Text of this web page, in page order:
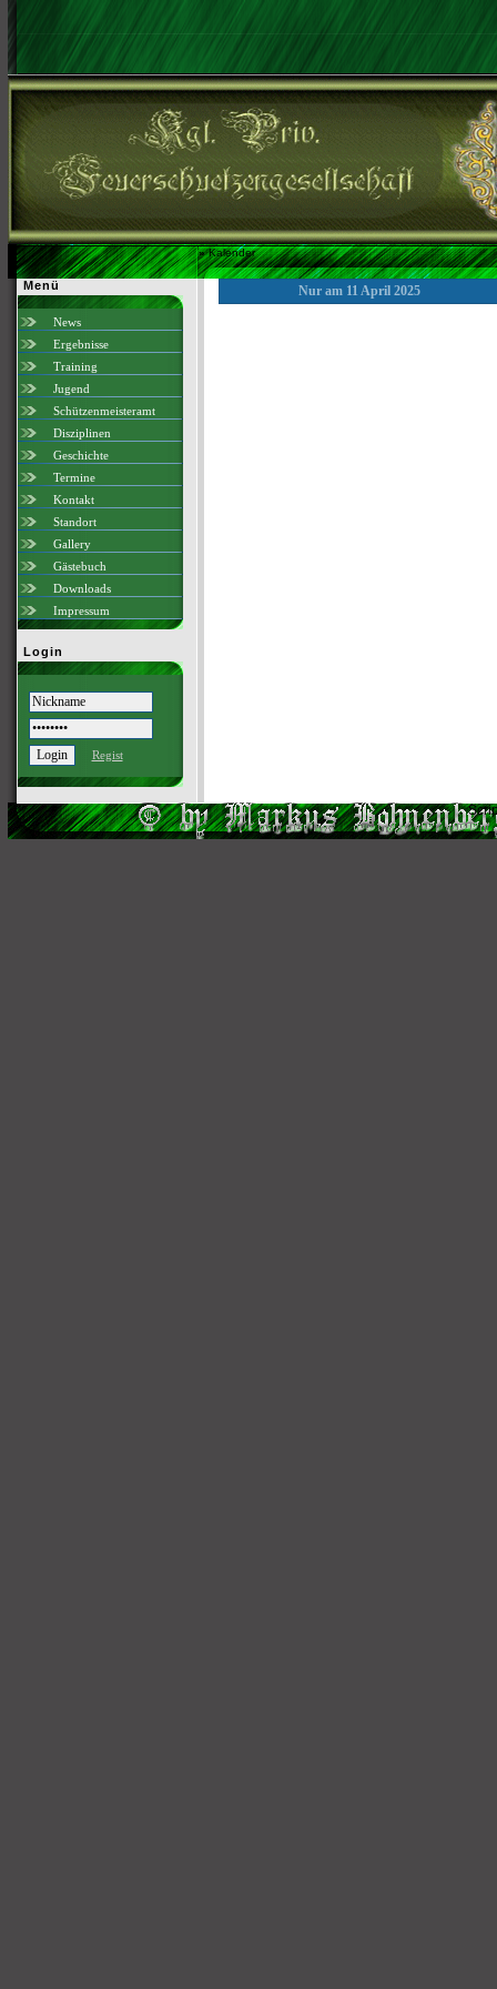
»Kalender
Menü
News
Ergebnisse
Training
Jugend
Schützenmeisteramt
Disziplinen
Geschichte
Termine
Kontakt
Standort
Gallery
Gästebuch
Downloads
Impressum
Login
Regist
Nur am 11 April 2025